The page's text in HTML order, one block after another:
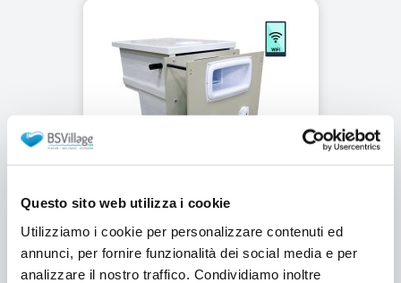
Questo sito web utilizza i cookie
Utilizziamo i cookie per personalizzare contenuti ed
annunci, per fornire funzionalità dei social media e per
analizzare il nostro traffico. Condividiamo inoltre
Fi per piscine in casseri -